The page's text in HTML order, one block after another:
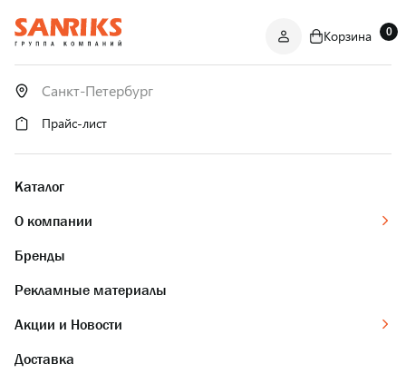
ОПТОМ
И В РОЗНИЦУ
Корзина 0
Прайс-лист
Каталог
О компании
Бренды
Рекламные материалы
Акции и Новости
Доставка